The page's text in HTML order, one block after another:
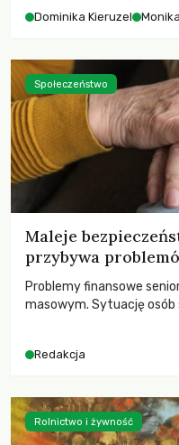
Dominika Kieruzel
Maleje
przybywa
Problemy finansowe
masowym. Sytuację
Redakcja
Społeczeństwo
Rolnictwo i żywność